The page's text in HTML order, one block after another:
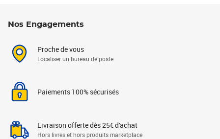
Nos Engagements
Proche de vous
Localiser un bureau de poste
Paiements 100% sécurisés
Livraison offerte dès 25€ d'achat
Hors livres et hors produits marketplace